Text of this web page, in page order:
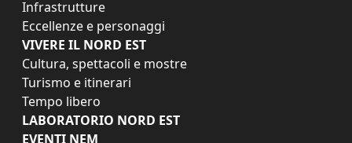
Infrastrutture
Eccellenze e personaggi
VIVERE IL NORD EST
Cultura, spettacoli e mostre
Turismo e itinerari
Tempo libero
LABORATORIO NORD EST
EVENTI NEM